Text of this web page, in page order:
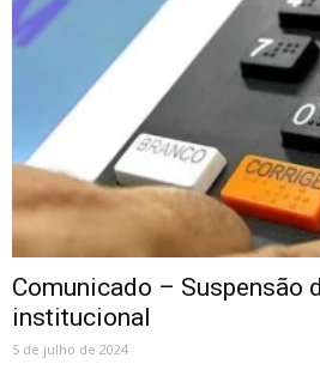
Comunicado – Suspensão
institucional
5 de julho de 2024